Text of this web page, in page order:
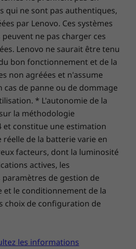
Restez productif
qui ne sont pas authentiques,
par Lenovo. Ces systèmes
ne pas charger ces
Lenovo ne saurait être tenu
bon fonctionnement et de la
non agréées et n'assume
cas de panne ou de dommage
* L'autonomie de la
la méthodologie
constitue une estimation
réelle de la batterie varie en
facteurs, dont la luminosité
actives, les
de gestion de
et le conditionnement de la
choix de configuration de
les informations